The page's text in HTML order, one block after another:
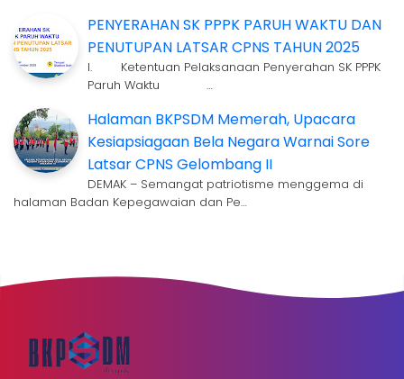
PENYERAHAN SK PPPK PARUH WAKTU DAN
PENUTUPAN LATSAR CPNS TAHUN 2025
I. Ketentuan Pelaksanaan Penyerahan SK PPPK
Paruh Waktu …
Halaman BKPSDM Memerah, Upacara
Kesiapsiagaan Bela Negara Warnai Sore
Latsar CPNS Gelombang II
DEMAK – Semangat patriotisme menggema di
halaman Badan Kepegawaian dan Pe…